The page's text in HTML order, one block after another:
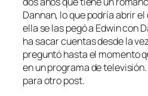
Dannan, lo que podría abrir
ella se las pegó a Edwin con
ha sacar cuentas desde la
preguntó hasta el momento
en un programa de
para otro post.